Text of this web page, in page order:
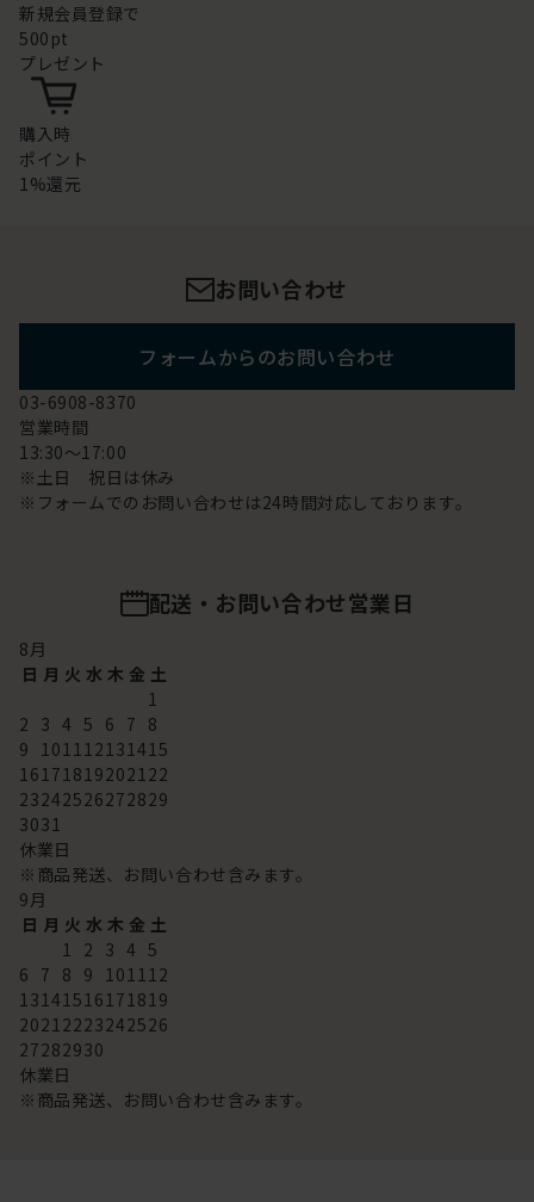
新規会員登録で
500pt
プレゼント
購入時
ポイント
1%還元
お問い合わせ
フォームからのお問い合わせ
03-6908-8370
営業時間
13:30～17:00
※土日 祝日は休み
※フォームでのお問い合わせは24時間対応しております。
配送・お問い合わせ営業日
8月
日 月 火 水 木 金 土
1
2 3 4 5 6 7 8
9 101112131415
16171819202122
23242526272829
3031
休業日
※商品発送、お問い合わせ含みます。
9月
日 月 火 水 木 金 土
1 2 3 4 5
6 7 8 9 101112
13141516171819
20212223242526
27282930
休業日
※商品発送、お問い合わせ含みます。